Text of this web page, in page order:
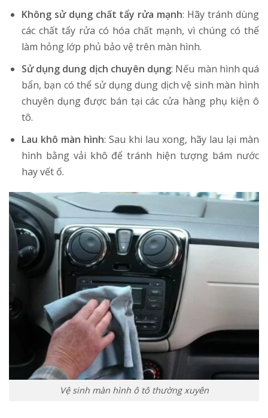
Không sử dụng chất tẩy rửa mạnh: Hãy tránh dùng
các chất tẩy rửa có hóa chất mạnh, vì chúng có thể
làm hỏng lớp phủ bảo vệ trên màn hình.
Sử dụng dung dịch chuyên dụng: Nếu màn hình quá
bẩn, bạn có thể sử dụng dung dịch vệ sinh màn hình
chuyên dụng được bán tại các cửa hàng phụ kiện ô
tô.
Lau khô màn hình: Sau khi lau xong, hãy lau lại màn
hình bằng vải khô để tránh hiện tượng bám nước
hay vết ố.
Vệ sinh màn hình ô tô thường xuyên